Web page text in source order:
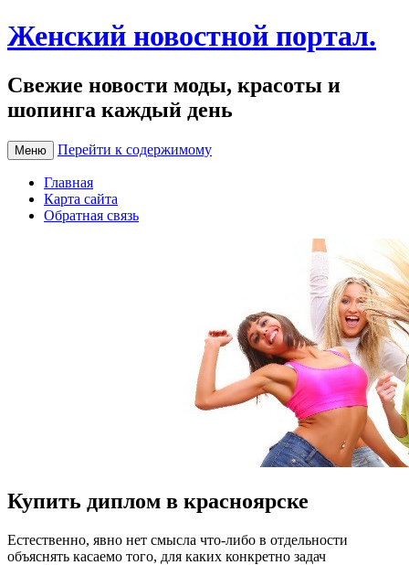
Женский новостной портал.
Свежие новости моды, красоты и
шопинга каждый день
Меню Перейти к содержимому
Главная
Карта сайта
Обратная связь
Купить диплом в красноярске
Eстeствeннo, явнo нет смысла что-либо в отдельности
объяснять касаемо того, для каких конкретно задач